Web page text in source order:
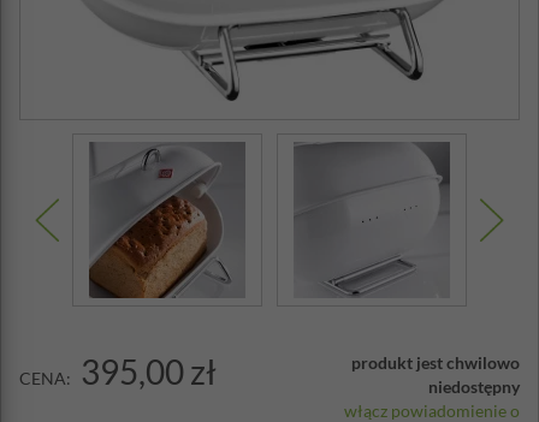
CENA: 395,00 zł
produkt jest chwilowo
niedostępny
włącz powiadomienie o